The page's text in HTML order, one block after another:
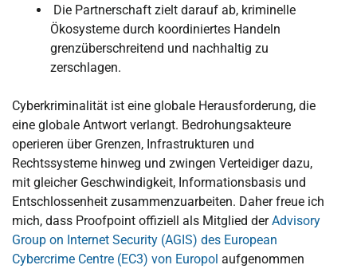
Die Partnerschaft zielt darauf ab, kriminelle
Ökosysteme durch koordiniertes Handeln
grenzüberschreitend und nachhaltig zu
zerschlagen.
Cyberkriminalität ist eine globale Herausforderung, die
eine globale Antwort verlangt. Bedrohungsakteure
operieren über Grenzen, Infrastrukturen und
Rechtssysteme hinweg und zwingen Verteidiger dazu,
mit gleicher Geschwindigkeit, Informationsbasis und
Entschlossenheit zusammenzuarbeiten. Daher freue ich
mich, dass Proofpoint offiziell als Mitglied derAdvisory
Group on Internet Security (AGIS) des European
Cybercrime Centre (EC3) von Europol aufgenommen